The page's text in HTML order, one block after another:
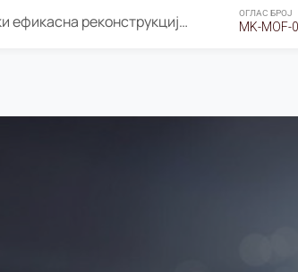
Оглас за Барање понуди за “Енергетски ефикасна реконструкција на објектот ООУ „Св. Кирил и Методиј" ОГЛАС БРОЈ